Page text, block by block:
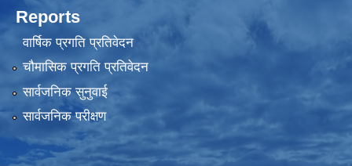
Reports
वार्षिक प्रगति प्रतिवेदन
चौमासिक प्रगति प्रतिवेदन
सार्वजनिक सुनुवाई
सार्वजनिक परीक्षण